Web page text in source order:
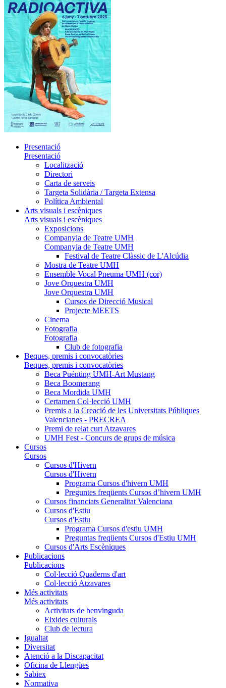
Presentació
Presentació
Localització
Directori
Carta de serveis
Targeta Solidària / Targeta Extensa
Política Ambiental
Arts visuals i escèniques
Arts visuals i escèniques
Exposicions
Companyia de Teatre UMH
Companyia de Teatre UMH
Festival de Teatre Clàssic de L'Alcúdia
Mostra de Teatre UMH
Ensemble Vocal Pneuma UMH (cor)
Jove Orquestra UMH
Jove Orquestra UMH
Cursos de Direcció Musical
Projecte MEETS
Cinema
Fotografia
Fotografia
Club de fotografia
Beques, premis i convocatòries
Beques, premis i convocatòries
Beca Puénting UMH-Art Mustang
Beca Boomerang
Beca Mordida UMH
Certamen Col·lecció UMH
Premis a la Creació de les Universitats Públiques
Valencianes - PRECREA
Premi de relat curt Atzavares
UMH Fest - Concurs de grups de música
Cursos
Cursos
Cursos d'Hivern
Cursos d'Hivern
Programa Cursos d'hivern UMH
Preguntes freqüents Cursos d’hivern UMH
Cursos financiats Generalitat Valenciana
Cursos d'Estiu
Cursos d'Estiu
Programa Cursos d'estiu UMH
Preguntas freqüents Cursos d'Estiu UMH
Cursos d'Arts Escèniques
Publicacions
Publicacions
Col·lecció Quaderns d'art
Col·lecció Atzavares
Més activitats
Més activitats
Activitats de benvinguda
Eixides culturals
Club de lectura
Igualtat
Diversitat
Atenció a la Discapacitat
Oficina de Llengües
Sabiex
Normativa